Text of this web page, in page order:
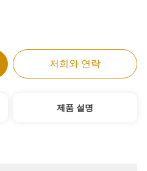
저희와 연락
제품 설명